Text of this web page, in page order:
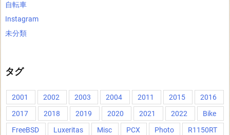
自転車
Instagram
未分類
タグ
2001 2002 2003 2004 2011 2015
2016
2017
2018 2019 2020 2021 2022
Bike
FreeBSD
Luxeritas Misc PCX Photo
R1150RT